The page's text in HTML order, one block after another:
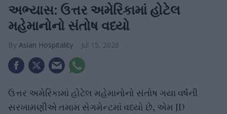
અભ્યાસ: ઉત્તર અમેરિકામાં હોટેલ
મહેમાનોનો સંતોષ વધ્યો
Asian Hospitality Jul 15, 2026
ઉત્તર અમેરિકામાં હોટેલ મહેમાનોનો સંતોષ ગયા વર્ષની
સરખામણીએ તમામ સેગમેન્ટમાં વધ્યો છે, એમ JD